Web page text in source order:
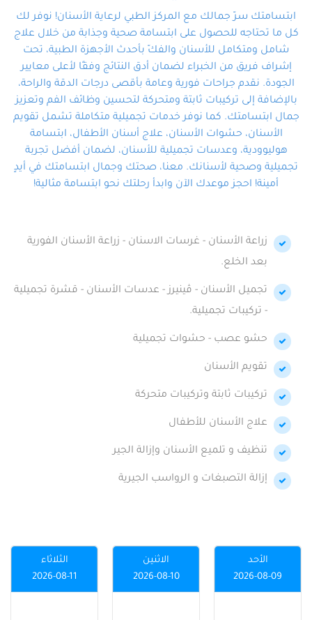
المتخصص ذوي الخبرة، ستجد نفسك
في أيد أمينة تلبي احتياجاتك بكل
احترافية ودقة.
ابتسامتك سرّ جمالك مع المركز الطبي لرعاية الأسنان! نوفر لك
كل ما تحتاجه للحصول على ابتسامة صحية وجذابة من خلال علاج
شامل ومتكامل للأسنان والفكّ بأحدث الأجهزة الطبية، تحت
إشراف فريق من الخبراء لضمان أدق النتائج وفقًا لأعلى معايير
الجودة. نقدم جراحات فورية وعامة بأقصى درجات الدقة والراحة،
بالإضافة إلى تركيبات ثابتة ومتحركة لتحسين وظائف الفم وتعزيز
جمال ابتسامتك. كما نوفر خدمات تجميلية متكاملة تشمل تقويم
الأسنان، حشوات الأسنان، علاج أسنان الأطفال، ابتسامة
هوليوودية، وعدسات تجميلية للأسنان، لضمان أفضل تجربة
تجميلية وصحية لأسنانك. معنا، صحتك وجمال ابتسامتك في أيدٍ
أمينة! احجز موعدك الآن وابدأ رحلتك نحو ابتسامة مثالية!
زراعة الأسنان - غرسات الاسنان - زراعة الأسنان الفورية
بعد الخلع.
تجميل الأسنان - ڤينيرز - عدسات الأسنان - قشرة تجميلية
- تركيبات تجميلية.
حشو عصب - حشوات تجميلية
تقويم الأسنان
تركيبات ثابتة وتركيبات متحركة
علاج الأسنان للأطفال
تنظيف و تلميع الأسنان وإزالة الجير
إزالة التصبغات و الرواسب الجيرية
الأحد
2026-08-09
الاثنين
2026-08-10
الثلاثاء
2026-08-11